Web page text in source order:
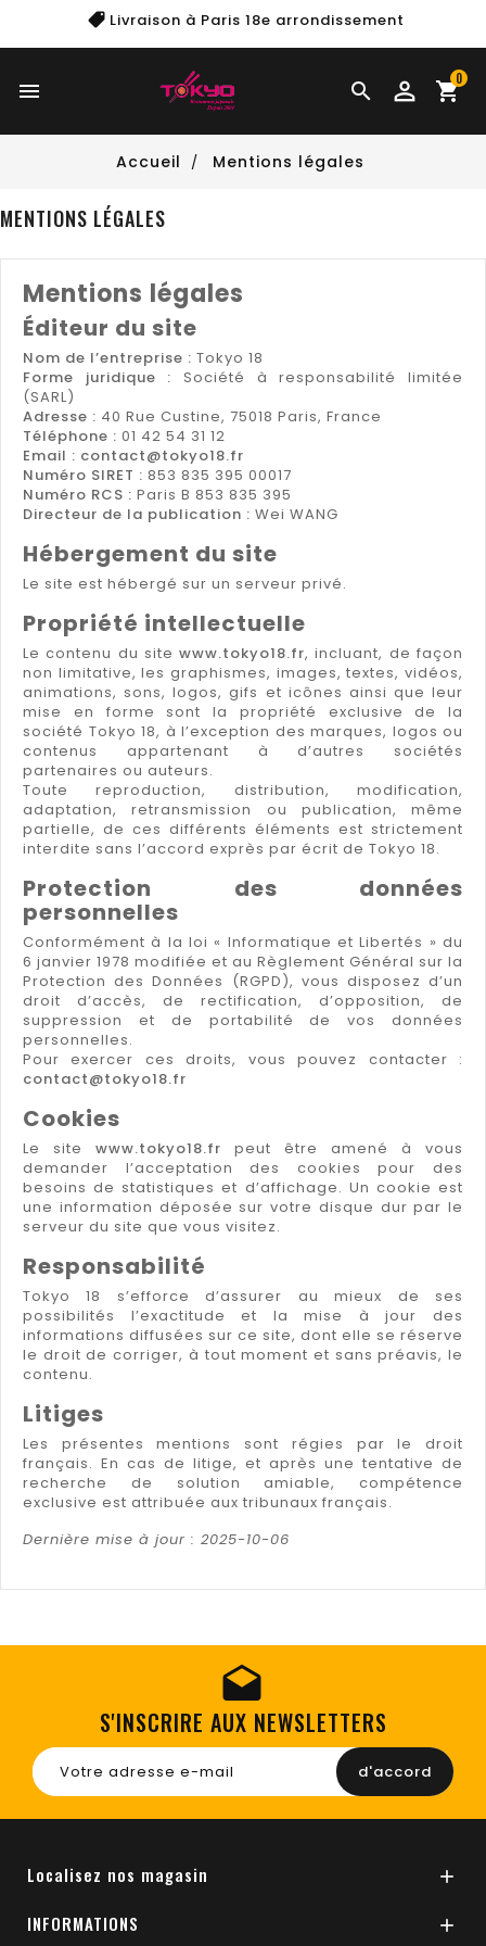
Livraison à Paris 18e arrondissement
  shopping_cart0
Accueil Mentions légales
MENTIONS LÉGALES
Mentions légales
Éditeur du site
Nom de l’entreprise : Tokyo 18
Forme juridique : Société à responsabilité limitée
(SARL)
Adresse : 40 Rue Custine, 75018 Paris, France
Téléphone : 01 42 54 31 12
Email : contact@tokyo18.fr
Numéro SIRET : 853 835 395 00017
Numéro RCS : Paris B 853 835 395
Directeur de la publication : Wei WANG
Hébergement du site
Le site est hébergé sur un serveur privé.
Propriété intellectuelle
Le contenu du sitewww.tokyo18.fr, incluant, de façon
non limitative, les graphismes, images, textes, vidéos,
animations, sons, logos, gifs et icônes ainsi que leur
mise en forme sont la propriété exclusive de la
société Tokyo 18, à l’exception des marques, logos ou
contenus appartenant à d’autres sociétés
partenaires ou auteurs.
Toute reproduction, distribution, modification,
adaptation, retransmission ou publication, même
partielle, de ces différents éléments est strictement
interdite sans l’accord exprès par écrit de Tokyo 18.
Protection des données
personnelles
Conformément à la loi « Informatique et Libertés » du
6 janvier 1978 modifiée et au Règlement Général sur la
Protection des Données (RGPD), vous disposez d’un
droit d’accès, de rectification, d’opposition, de
suppression et de portabilité de vos données
personnelles.
Pour exercer ces droits, vous pouvez contacter :
contact@tokyo18.fr
Cookies
Le site www.tokyo18.fr peut être amené à vous
demander l’acceptation des cookies pour des
besoins de statistiques et d’affichage. Un cookie est
une information déposée sur votre disque dur par le
serveur du site que vous visitez.
Responsabilité
Tokyo 18 s’efforce d’assurer au mieux de ses
possibilités l’exactitude et la mise à jour des
informations diffusées sur ce site, dont elle se réserve
le droit de corriger, à tout moment et sans préavis, le
contenu.
Litiges
Les présentes mentions sont régies par le droit
français. En cas de litige, et après une tentative de
recherche de solution amiable, compétence
exclusive est attribuée aux tribunaux français.
Dernière mise à jour : 2025-10-06
S'INSCRIRE AUX NEWSLETTERS
Localisez nos magasin 
INFORMATIONS 